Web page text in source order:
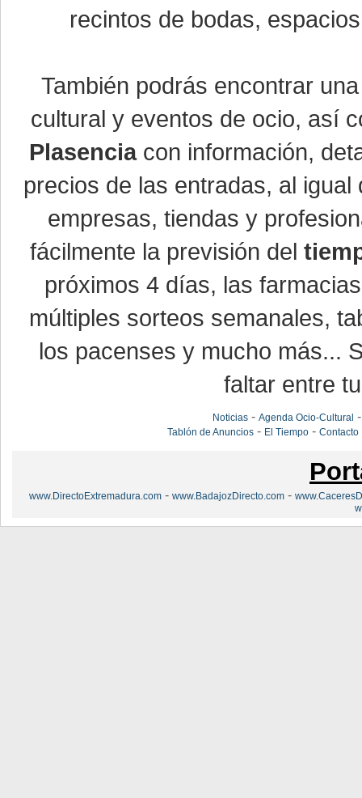
recintos de bodas,
También podrás encontrar
cultural y eventos de ocio, así
Plasenciacon información,
precios de las entradas, al
empresas, tiendas y
fácilmente la previsión del
próximos 4 días, las
múltiples sorteos semanales,
los pacenses y mucho más...
faltar entre
Noticias -Agenda Ocio-Cultural
Tablón de Anuncios - El Tiempo -Contacto
www.DirectoExtremadura.com - www.BadajozDirecto.com -